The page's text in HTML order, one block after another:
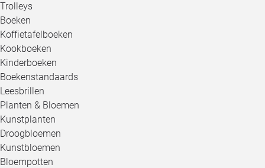
Trolleys
Boeken
Koffietafelboeken
Kookboeken
Kinderboeken
Boekenstandaards
Leesbrillen
Planten & Bloemen
Kunstplanten
Droogbloemen
Kunstbloemen
Bloempotten